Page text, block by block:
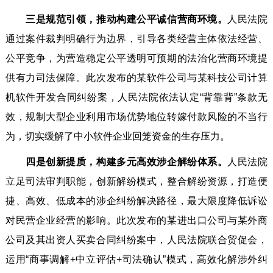
三是规范引领，推动构建公平诚信营商环境。
人民法院
通过案件裁判明确行为边界，引导各类经营主体依法经营、
公平竞争，为营造稳定公平透明可预期的法治化营商环境提
供有力司法保障。此次发布的某软件公司与某科技公司计算
机软件开发合同纠纷案，人民法院依法认定“背靠背”条款无
效，规制大型企业利用市场优势地位转嫁付款风险的不当行
为，切实缓解了中小软件企业回笼资金的生存压力。
四是创新提质，构建多元高效涉企解纷体系。
人民法院
立足司法审判职能，创新解纷模式，整合解纷资源，打造便
捷、高效、低成本的涉企纠纷解决路径，最大限度降低诉讼
对民营企业经营的影响。此次发布的某进出口公司与某外商
公司及其出资人买卖合同纠纷案中，人民法院联合贸促会，
运用“商事调解+中立评估+司法确认”模式，高效化解涉外纠